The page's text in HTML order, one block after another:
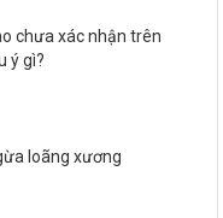
chưa xác nhận trên
ý gì?
loãng xương